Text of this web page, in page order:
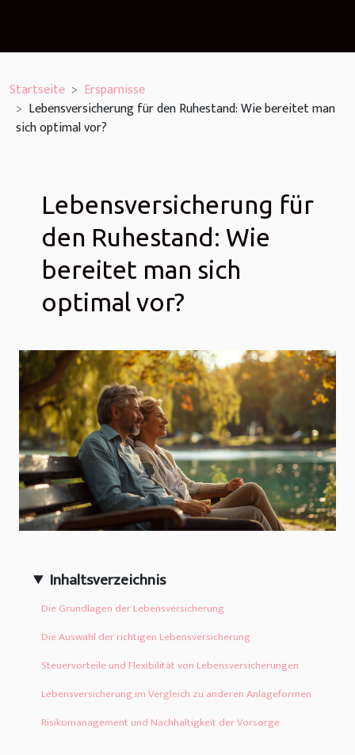
Startseite
Ersparnisse
Lebensversicherung für den Ruhestand: Wie bereitet man
sich optimal vor?
Lebensversicherung für
den Ruhestand: Wie
bereitet man sich
optimal vor?
Inhaltsverzeichnis
Die Grundlagen der Lebensversicherung
Die Auswahl der richtigen Lebensversicherung
Steuervorteile und Flexibilität von Lebensversicherungen
Lebensversicherung im Vergleich zu anderen Anlageformen
Risikomanagement und Nachhaltigkeit der Vorsorge